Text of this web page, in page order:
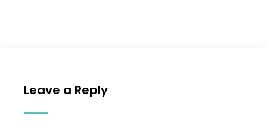
Leave a Reply